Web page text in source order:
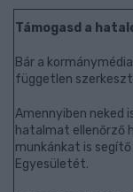
Támogasd a
Bár a
független
Amennyiben neked
hatalmat ellenőrző
munkánkat is
Egyesületét.